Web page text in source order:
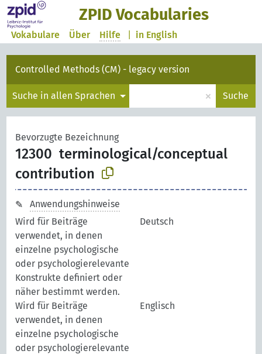
ZPID Vocabularies
in English
Vokabulare Über Hilfe
Controlled Methods (CM) - legacy version
Suche in allen Sprachen × Suche
Bevorzugte Bezeichnung
12300 terminological/conceptual
contribution
Anwendungshinweise
Wird für Beiträge
verwendet, in denen
einzelne psychologische
oder psychologierelevante
Konstrukte definiert oder
näher bestimmt werden.
Deutsch
Wird für Beiträge
verwendet, in denen
einzelne psychologische
oder psychologierelevante
Englisch